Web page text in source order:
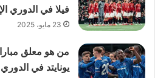
فيلا في الدوري
23 مايو، 2025
من هو معلق
يونايتد في الدوري